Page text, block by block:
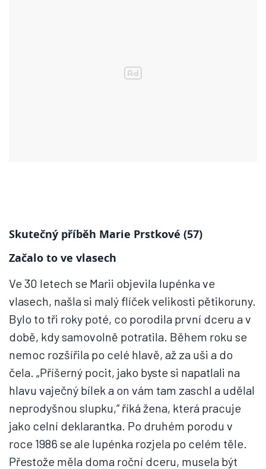
Skutečný příběh Marie Prstkové (57)
Začalo to ve vlasech
Ve 30 letech se Marii objevila lupénka ve
vlasech, našla si malý flíček velikosti pětikoruny.
Bylo to tři roky poté, co porodila první dceru a v
době, kdy samovolně potratila. Během roku se
nemoc rozšířila po celé hlavě, až za uši a do
čela. „Příšerný pocit, jako byste si napatlali na
hlavu vaječný bílek a on vám tam zaschl a udělal
neprodyšnou slupku,“ říká žena, která pracuje
jako celní deklarantka. Po druhém porodu v
roce 1986 se ale lupénka rozjela po celém těle.
Přestože měla doma roční dceru, musela být